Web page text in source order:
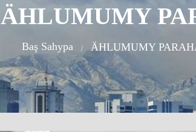
ÄHLUMUMY
Baş Sahypa ÄHLUMUMY